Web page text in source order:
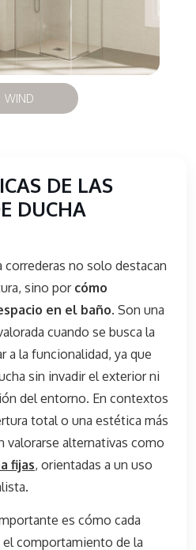
WIND
DE LAS
DUCHA
correderas no solo destacan
sino por cómo
en el baño. Son una
cuando se busca la
a la funcionalidad, ya que
sin invadir el exterior ni
del entorno. En contextos
total o una estética más
valorarse alternativas como
fijas, orientadas a un uso
es cómo cada
comportamiento de la